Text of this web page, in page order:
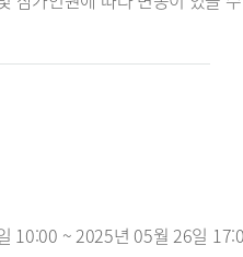
10:00 ~ 2025년 05월 26일